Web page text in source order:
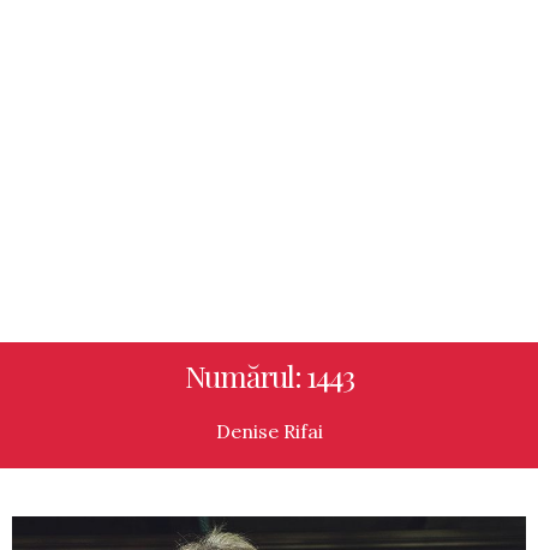
Numărul: 1443
Denise Rifai